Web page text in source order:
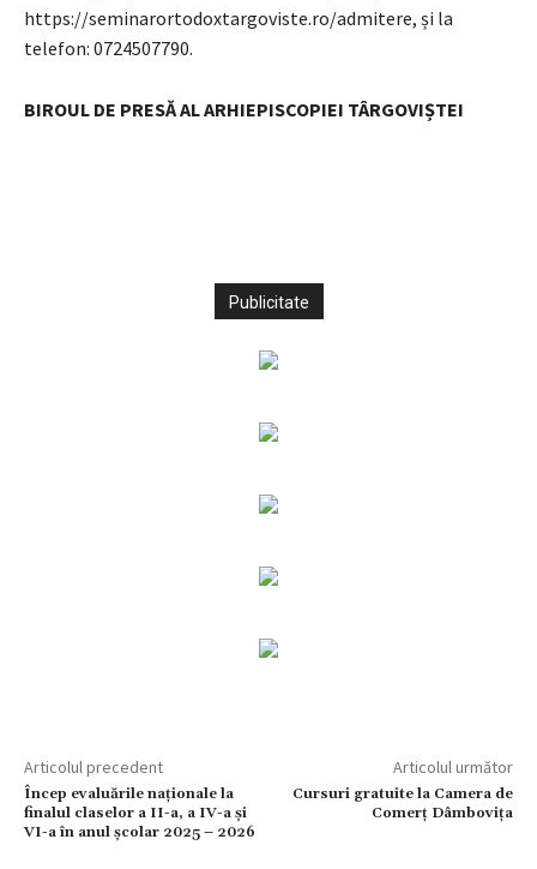
https://seminarortodoxtargoviste.ro/admitere, și la
telefon: 0724507790.
BIROUL DE PRESĂ AL ARHIEPISCOPIEI TÂRGOVIȘTEI
Publicitate
Articolul precedent
Încep evaluările naționale la
finalul claselor a II-a, a IV-a și
VI-a în anul școlar 2025 – 2026
Articolul următor
Cursuri gratuite la Camera de
Comerț Dâmbovița